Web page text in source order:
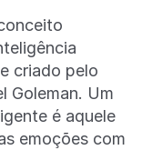
criado pelo
Goleman. Um
é aquele
emoções com